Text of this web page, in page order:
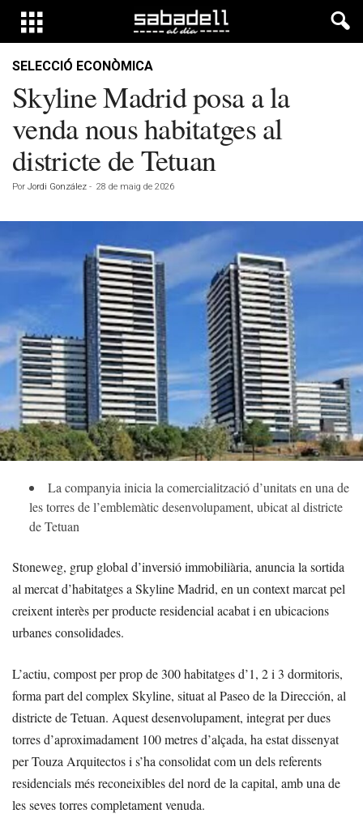
SELECCIÓ ECONÒMICA
Skyline Madrid posa a la
venda nous habitatges al
districte de Tetuan
Por Jordi González - 28 de maig de 2026
La companyia inicia la comercialització d’unitats en una de
les torres de l’emblemàtic desenvolupament, ubicat al districte
de Tetuan
Stoneweg, grup global d’inversió immobiliària, anuncia la sortida
al mercat d’habitatges a Skyline Madrid, en un context marcat pel
creixent interès per producte residencial acabat i en ubicacions
urbanes consolidades.
L’actiu, compost per prop de 300 habitatges d’1, 2 i 3 dormitoris,
forma part del complex Skyline, situat al Paseo de la Dirección, al
districte de Tetuan. Aquest desenvolupament, integrat per dues
torres d’aproximadament 100 metres d’alçada, ha estat dissenyat
per Touza Arquitectos i s’ha consolidat com un dels referents
residencials més reconeixibles del nord de la capital, amb una de
les seves torres completament venuda.